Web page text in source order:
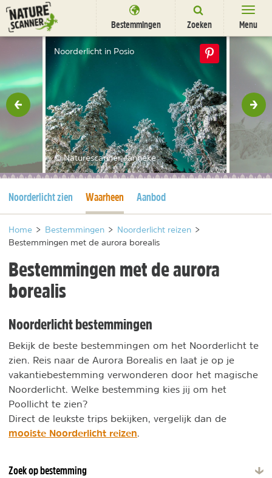
Ga
naar
content
Bestemmingen Zoeken Menu
Bestemmingen
Overnachten
Activiteiten
Natuurparken
Nieuwsbrief Uitgelicht
Noorderlicht in Posio
© Naturescanner Janneke
Huidige pagina
Noorderlicht zien Huidige pagina
Waarheen Aanbod
Home > Bestemmingen > Noorderlicht reizen >
Bestemmingen met de aurora borealis
Bestemmingen met de aurora
borealis
Noorderlicht bestemmingen
Bekijk de beste bestemmingen om het Noorderlicht te
zien. Reis naar de Aurora Borealis en laat je op je
vakantiebestemming verwonderen door het magische
Noorderlicht. Welke bestemming kies jij om het
Poollicht te zien?
Direct de leukste trips bekijken, vergelijk dan de
mooiste Noorderlicht reizen
Zoek op bestemming